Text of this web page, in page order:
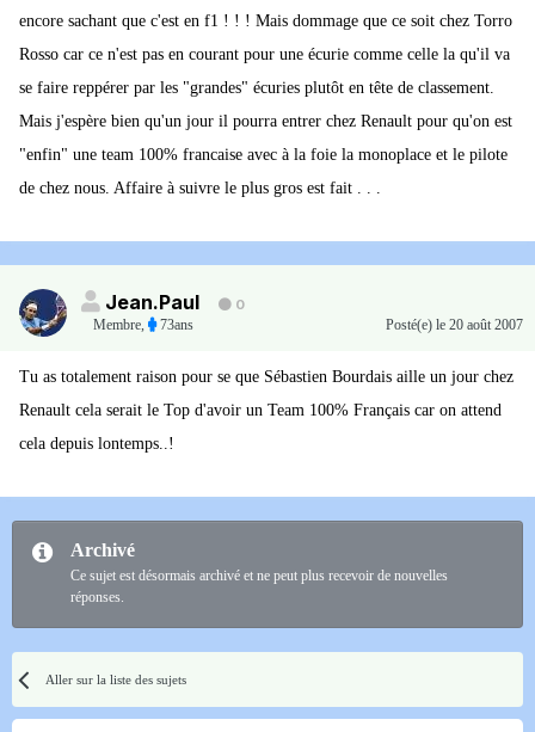
encore sachant que c'est en f1 ! ! ! Mais dommage que ce soit chez Torro
Rosso car ce n'est pas en courant pour une écurie comme celle la qu'il va
se faire reppérer par les "grandes" écuries plutôt en tête de classement.
Mais j'espère bien qu'un jour il pourra entrer chez Renault pour qu'on est
"enfin" une team 100% francaise avec à la foie la monoplace et le pilote
de chez nous. Affaire à suivre le plus gros est fait . . .
Jean.Paul
0
Membre, 73ans Posté(e) le 20 août 2007
Tu as totalement raison pour se que Sébastien Bourdais aille un jour chez
Renault cela serait le Top d'avoir un Team 100% Français car on attend
cela depuis lontemps..!
Archivé
Ce sujet est désormais archivé et ne peut plus recevoir de nouvelles
réponses.
Aller sur la liste des sujets